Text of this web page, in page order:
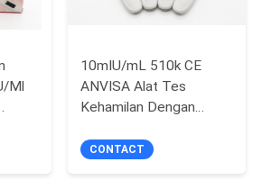
Ml
10mIU/mL 510k CE
ANVISA Alat Tes
Kehamilan Dengan
Digital
CONTACT